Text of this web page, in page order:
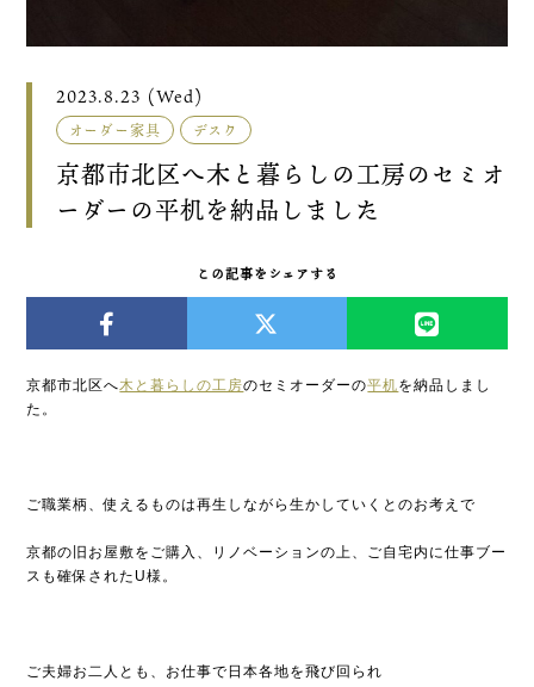
2023.8.23 (Wed)
オーダー家具 デスク
京都市北区へ木と暮らしの工房のセミオ
ーダーの平机を納品しました
この記事をシェアする
京都市北区へ木と暮らしの工房のセミオーダーの平机を納品しまし
た。
ご職業柄、使えるものは再生しながら生かしていくとのお考えで
京都の旧お屋敷をご購入、リノベーションの上、ご自宅内に仕事ブー
スも確保されたU様。
ご夫婦お二人とも、お仕事で日本各地を飛び回られ